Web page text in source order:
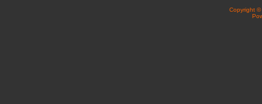
Copyright